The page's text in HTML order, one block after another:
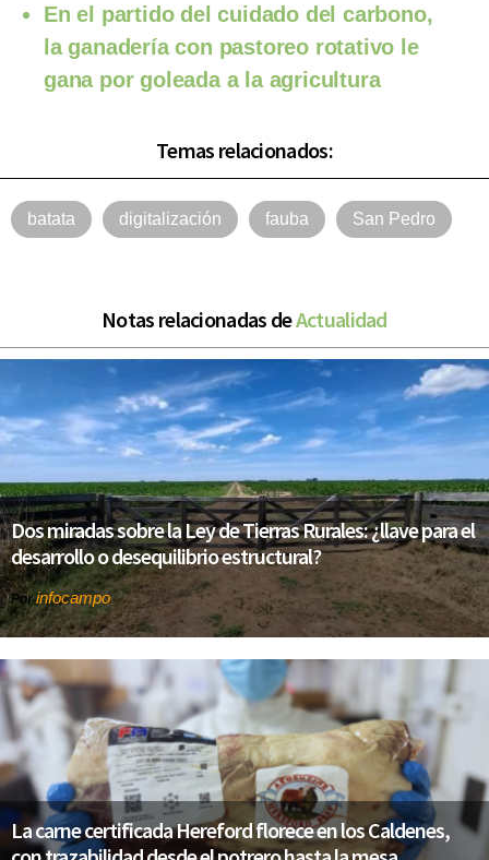
En el partido del cuidado del carbono,
la ganadería con pastoreo rotativo le
gana por goleada a la agricultura
Temas relacionados:
batata digitalización fauba San Pedro
Notas relacionadas deActualidad
Dos miradas sobre la Ley de Tierras Rurales: ¿llave para el
desarrollo o desequilibrio estructural?
Porinfocampo
La carne certificada Hereford florece en los Caldenes,